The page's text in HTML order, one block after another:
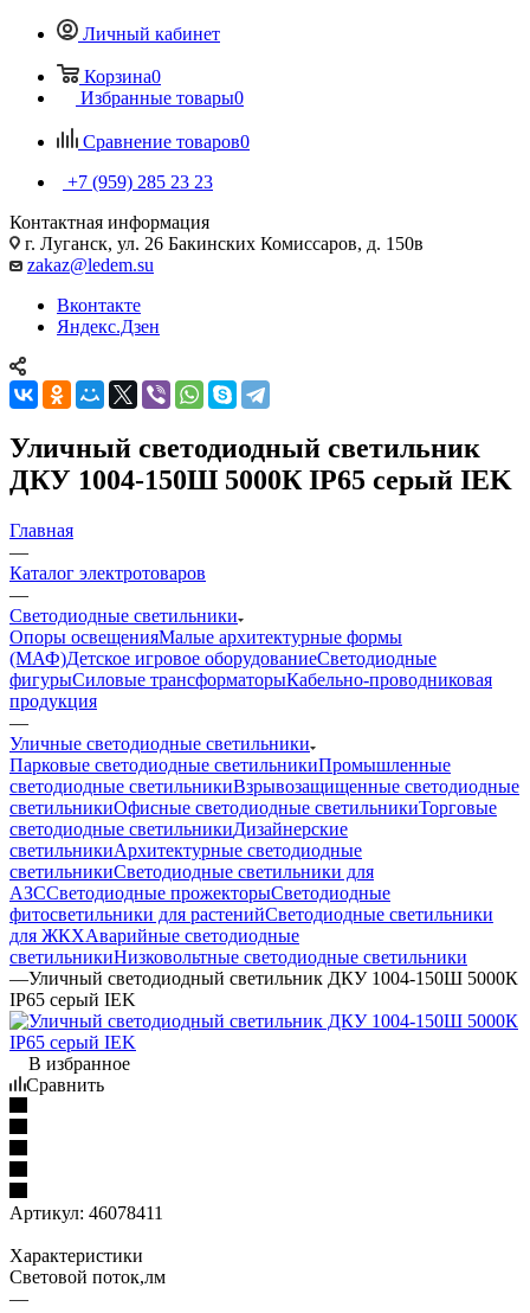
Личный кабинет
Корзина0
Избранные товары0
Сравнение товаров0
+7 (959) 285 23 23
Контактная информация
г. Луганск, ул. 26 Бакинских Комиссаров, д. 150в
zakaz@ledem.su
Вконтакте
Яндекс.Дзен
Уличный светодиодный светильник
ДКУ 1004-150Ш 5000К IP65 серый IEK
Главная
—
Каталог электротоваров
—
Светодиодные светильники
Опоры освещенияМалые архитектурные формы
(МАФ)Детское игровое оборудованиеСветодиодные
фигурыСиловые трансформаторыКабельно-проводниковая
продукция
—
Уличные светодиодные светильники
Парковые светодиодные светильникиПромышленные
светодиодные светильникиВзрывозащищенные светодиодные
светильникиОфисные светодиодные светильникиТорговые
светодиодные светильникиДизайнерские
светильникиАрхитектурные светодиодные
светильникиСветодиодные светильники для
АЗССветодиодные прожекторыСветодиодные
фитосветильники для растенийСветодиодные светильники
для ЖКХАварийные светодиодные
светильникиНизковольтные светодиодные светильники
—Уличный светодиодный светильник ДКУ 1004-150Ш 5000К
IP65 серый IEK
В избранное
Сравнить
Артикул: 46078411
Характеристики
Световой поток,лм
—